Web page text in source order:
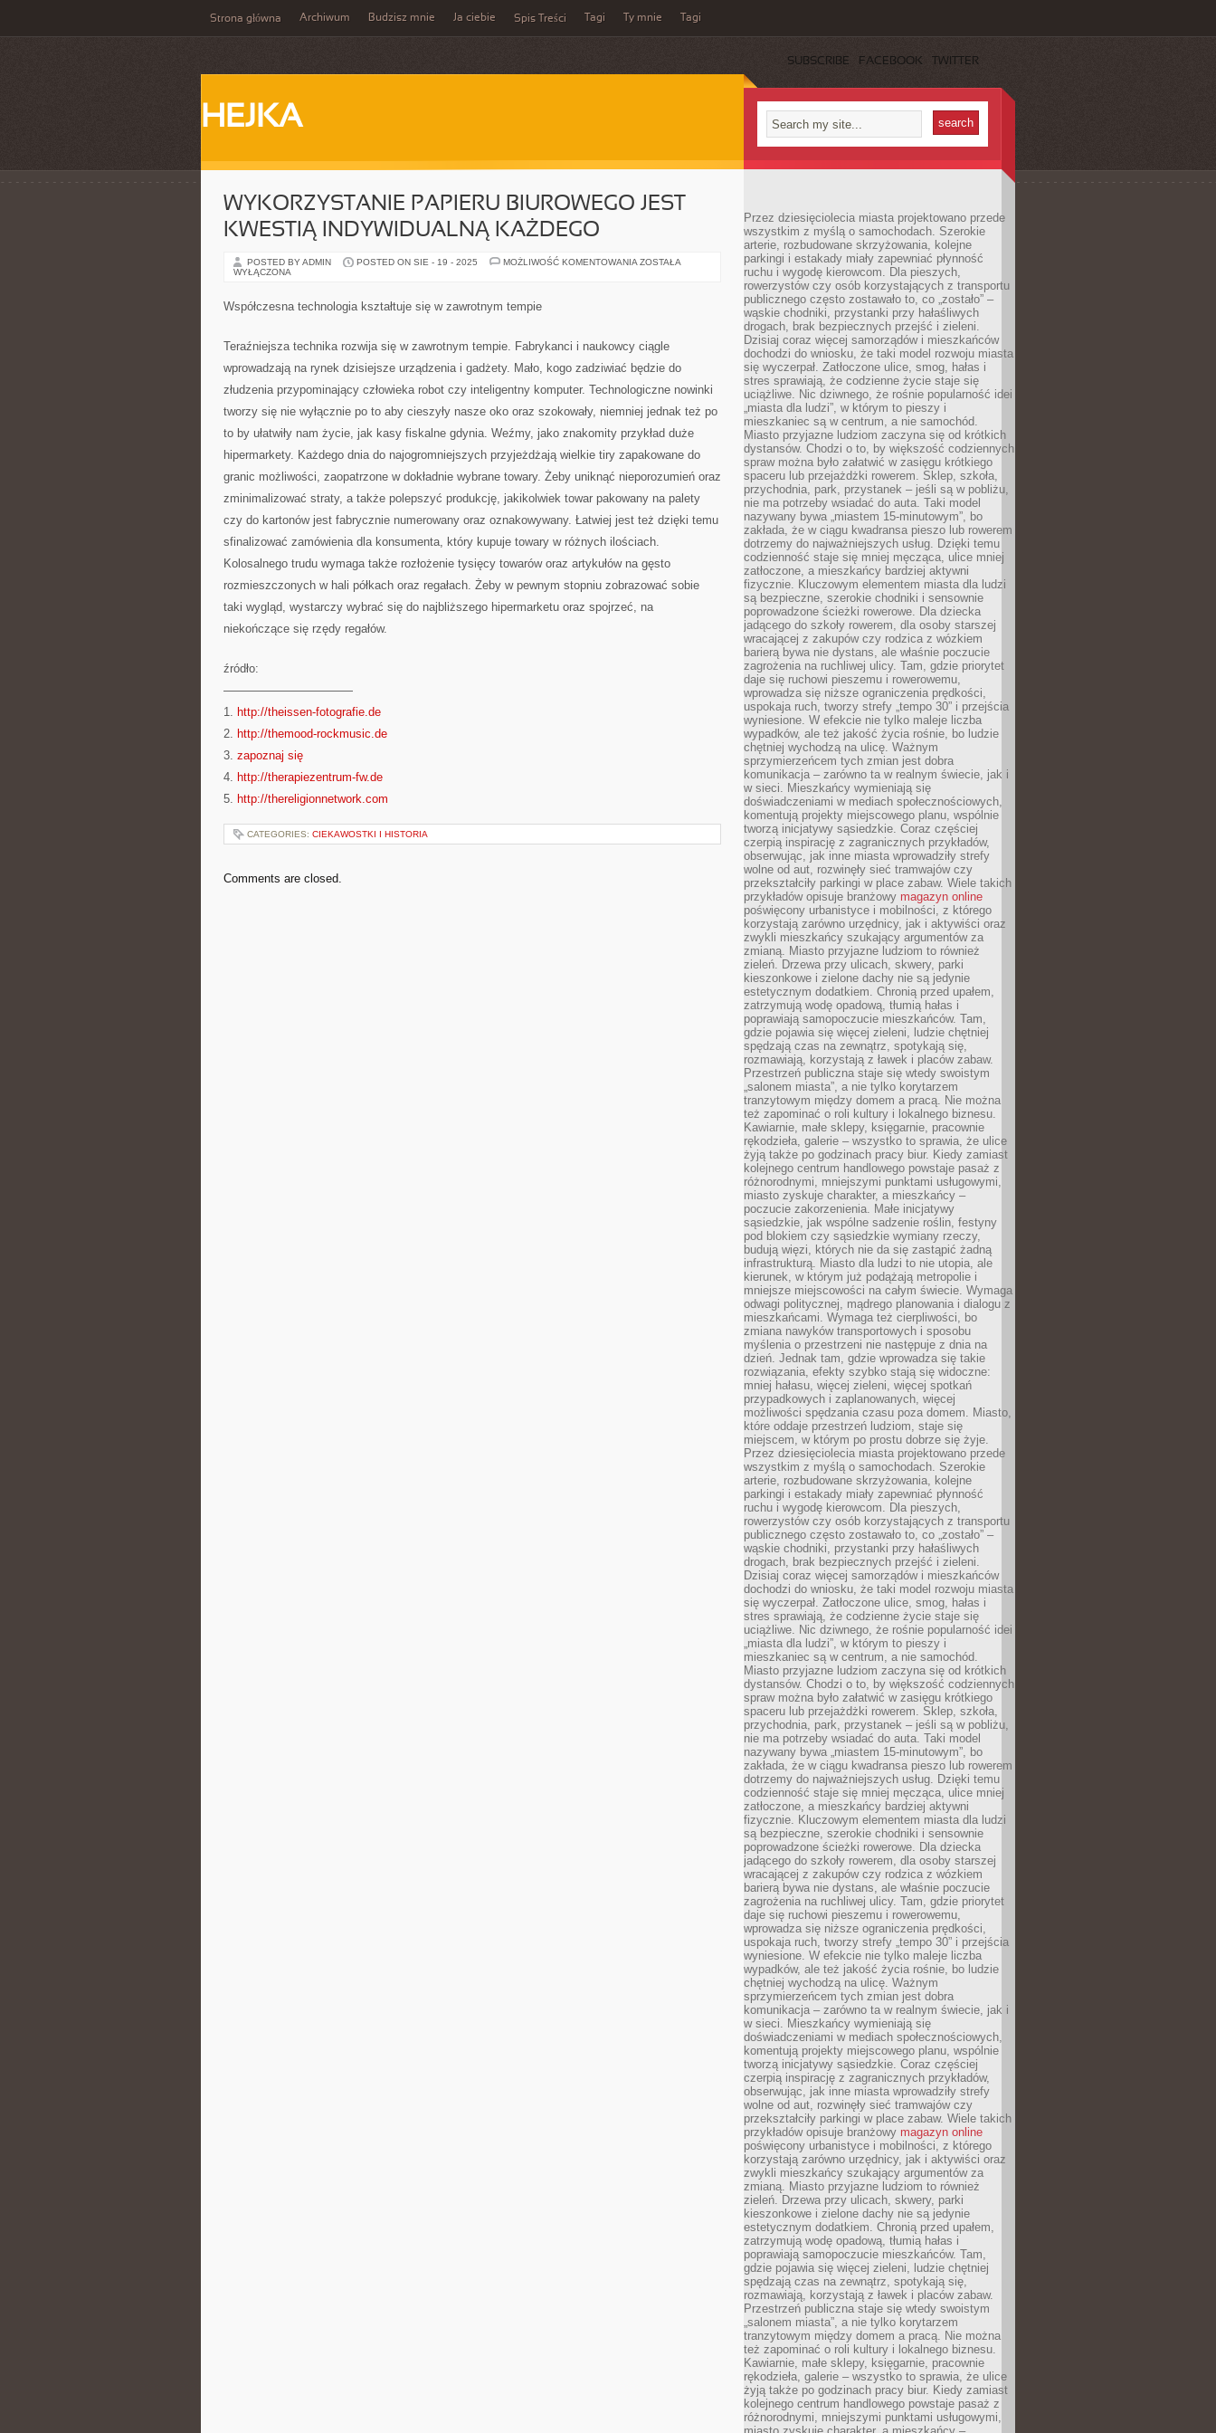
Strona główna Archiwum Budzisz mnie Ja ciebie Spis Treści Tagi Ty mnie Tagi
SUBSCRIBE FACEBOOK TWITTER
HEJKA
WYKORZYSTANIE PAPIERU BIUROWEGO JEST
KWESTIĄ INDYWIDUALNĄ KAŻDEGO
POSTED BY ADMIN POSTED ON SIE - 19 - 2025 MOŻLIWOŚĆ KOMENTOWANIA WYKORZYSTANIE
ZOSTAŁA
WYŁĄCZONA
Współczesna technologia kształtuje się w zawrotnym tempie
Teraźniejsza technika rozwija się w zawrotnym tempie. Fabrykanci i naukowcy ciągle
wprowadzają na rynek dzisiejsze urządzenia i gadżety. Mało, kogo zadziwiać będzie do
złudzenia przypominający człowieka robot czy inteligentny komputer. Technologiczne nowinki
tworzy się nie wyłącznie po to aby cieszyły nasze oko oraz szokowały, niemniej jednak też po
to by ułatwiły nam życie, jak kasy fiskalne gdynia. Weźmy, jako znakomity przykład duże
hipermarkety. Każdego dnia do najogromniejszych przyjeżdżają wielkie tiry zapakowane do
granic możliwości, zaopatrzone w dokładnie wybrane towary. Żeby uniknąć nieporozumień oraz
zminimalizować straty, a także polepszyć produkcję, jakikolwiek towar pakowany na palety
czy do kartonów jest fabrycznie numerowany oraz oznakowywany. Łatwiej jest też dzięki temu
sfinalizować zamówienia dla konsumenta, który kupuje towary w różnych ilościach.
Kolosalnego trudu wymaga także rozłożenie tysięcy towarów oraz artykułów na gęsto
rozmieszczonych w hali półkach oraz regałach. Żeby w pewnym stopniu zobrazować sobie
taki wygląd, wystarczy wybrać się do najbliższego hipermarketu oraz spojrzeć, na
niekończące się rzędy regałów.
źródło:
———————————
1. http://theissen-fotografie.de
2. http://themood-rockmusic.de
3. zapoznaj się
4. http://therapiezentrum-fw.de
5. http://thereligionnetwork.com
CATEGORIES: CIEKAWOSTKI I HISTORIA
Comments are closed.
Przez dziesięciolecia miasta projektowano przede
wszystkim z myślą o samochodach. Szerokie
arterie, rozbudowane skrzyżowania, kolejne
parkingi i estakady miały zapewniać płynność
ruchu i wygodę kierowcom. Dla pieszych,
rowerzystów czy osób korzystających z transportu
publicznego często zostawało to, co „zostało” –
wąskie chodniki, przystanki przy hałaśliwych
drogach, brak bezpiecznych przejść i zieleni.
Dzisiaj coraz więcej samorządów i mieszkańców
dochodzi do wniosku, że taki model rozwoju miasta
się wyczerpał. Zatłoczone ulice, smog, hałas i
stres sprawiają, że codzienne życie staje się
uciążliwe. Nic dziwnego, że rośnie popularność idei
„miasta dla ludzi”, w którym to pieszy i
mieszkaniec są w centrum, a nie samochód.
Miasto przyjazne ludziom zaczyna się od krótkich
dystansów. Chodzi o to, by większość codziennych
spraw można było załatwić w zasięgu krótkiego
spaceru lub przejażdżki rowerem. Sklep, szkoła,
przychodnia, park, przystanek – jeśli są w pobliżu,
nie ma potrzeby wsiadać do auta. Taki model
nazywany bywa „miastem 15-minutowym”, bo
zakłada, że w ciągu kwadransa pieszo lub rowerem
dotrzemy do najważniejszych usług. Dzięki temu
codzienność staje się mniej męcząca, ulice mniej
zatłoczone, a mieszkańcy bardziej aktywni
fizycznie. Kluczowym elementem miasta dla ludzi
są bezpieczne, szerokie chodniki i sensownie
poprowadzone ścieżki rowerowe. Dla dziecka
jadącego do szkoły rowerem, dla osoby starszej
wracającej z zakupów czy rodzica z wózkiem
barierą bywa nie dystans, ale właśnie poczucie
zagrożenia na ruchliwej ulicy. Tam, gdzie priorytet
daje się ruchowi pieszemu i rowerowemu,
wprowadza się niższe ograniczenia prędkości,
uspokaja ruch, tworzy strefy „tempo 30” i przejścia
wyniesione. W efekcie nie tylko maleje liczba
wypadków, ale też jakość życia rośnie, bo ludzie
chętniej wychodzą na ulicę. Ważnym
sprzymierzeńcem tych zmian jest dobra
komunikacja – zarówno ta w realnym świecie, jak i
w sieci. Mieszkańcy wymieniają się
doświadczeniami w mediach społecznościowych,
komentują projekty miejscowego planu, wspólnie
tworzą inicjatywy sąsiedzkie. Coraz częściej
czerpią inspirację z zagranicznych przykładów,
obserwując, jak inne miasta wprowadziły strefy
wolne od aut, rozwinęły sieć tramwajów czy
przekształciły parkingi w place zabaw. Wiele takich
przykładów opisuje branżowy magazyn online
poświęcony urbanistyce i mobilności, z którego
korzystają zarówno urzędnicy, jak i aktywiści oraz
zwykli mieszkańcy szukający argumentów za
zmianą. Miasto przyjazne ludziom to również
zieleń. Drzewa przy ulicach, skwery, parki
kieszonkowe i zielone dachy nie są jedynie
estetycznym dodatkiem. Chronią przed upałem,
zatrzymują wodę opadową, tłumią hałas i
poprawiają samopoczucie mieszkańców. Tam,
gdzie pojawia się więcej zieleni, ludzie chętniej
spędzają czas na zewnątrz, spotykają się,
rozmawiają, korzystają z ławek i placów zabaw.
Przestrzeń publiczna staje się wtedy swoistym
„salonem miasta”, a nie tylko korytarzem
tranzytowym między domem a pracą. Nie można
też zapominać o roli kultury i lokalnego biznesu.
Kawiarnie, małe sklepy, księgarnie, pracownie
rękodzieła, galerie – wszystko to sprawia, że ulice
żyją także po godzinach pracy biur. Kiedy zamiast
kolejnego centrum handlowego powstaje pasaż z
różnorodnymi, mniejszymi punktami usługowymi,
miasto zyskuje charakter, a mieszkańcy –
poczucie zakorzenienia. Małe inicjatywy
sąsiedzkie, jak wspólne sadzenie roślin, festyny
pod blokiem czy sąsiedzkie wymiany rzeczy,
budują więzi, których nie da się zastąpić żadną
infrastrukturą. Miasto dla ludzi to nie utopia, ale
kierunek, w którym już podążają metropolie i
mniejsze miejscowości na całym świecie. Wymaga
odwagi politycznej, mądrego planowania i dialogu z
mieszkańcami. Wymaga też cierpliwości, bo
zmiana nawyków transportowych i sposobu
myślenia o przestrzeni nie następuje z dnia na
dzień. Jednak tam, gdzie wprowadza się takie
rozwiązania, efekty szybko stają się widoczne:
mniej hałasu, więcej zieleni, więcej spotkań
przypadkowych i zaplanowanych, więcej
możliwości spędzania czasu poza domem. Miasto,
które oddaje przestrzeń ludziom, staje się
miejscem, w którym po prostu dobrze się żyje.
Przez dziesięciolecia miasta projektowano przede
wszystkim z myślą o samochodach. Szerokie
arterie, rozbudowane skrzyżowania, kolejne
parkingi i estakady miały zapewniać płynność
ruchu i wygodę kierowcom. Dla pieszych,
rowerzystów czy osób korzystających z transportu
publicznego często zostawało to, co „zostało” –
wąskie chodniki, przystanki przy hałaśliwych
drogach, brak bezpiecznych przejść i zieleni.
Dzisiaj coraz więcej samorządów i mieszkańców
dochodzi do wniosku, że taki model rozwoju miasta
się wyczerpał. Zatłoczone ulice, smog, hałas i
stres sprawiają, że codzienne życie staje się
uciążliwe. Nic dziwnego, że rośnie popularność idei
„miasta dla ludzi”, w którym to pieszy i
mieszkaniec są w centrum, a nie samochód.
Miasto przyjazne ludziom zaczyna się od krótkich
dystansów. Chodzi o to, by większość codziennych
spraw można było załatwić w zasięgu krótkiego
spaceru lub przejażdżki rowerem. Sklep, szkoła,
przychodnia, park, przystanek – jeśli są w pobliżu,
nie ma potrzeby wsiadać do auta. Taki model
nazywany bywa „miastem 15-minutowym”, bo
zakłada, że w ciągu kwadransa pieszo lub rowerem
dotrzemy do najważniejszych usług. Dzięki temu
codzienność staje się mniej męcząca, ulice mniej
zatłoczone, a mieszkańcy bardziej aktywni
fizycznie. Kluczowym elementem miasta dla ludzi
są bezpieczne, szerokie chodniki i sensownie
poprowadzone ścieżki rowerowe. Dla dziecka
jadącego do szkoły rowerem, dla osoby starszej
wracającej z zakupów czy rodzica z wózkiem
barierą bywa nie dystans, ale właśnie poczucie
zagrożenia na ruchliwej ulicy. Tam, gdzie priorytet
daje się ruchowi pieszemu i rowerowemu,
wprowadza się niższe ograniczenia prędkości,
uspokaja ruch, tworzy strefy „tempo 30” i przejścia
wyniesione. W efekcie nie tylko maleje liczba
wypadków, ale też jakość życia rośnie, bo ludzie
chętniej wychodzą na ulicę. Ważnym
sprzymierzeńcem tych zmian jest dobra
komunikacja – zarówno ta w realnym świecie, jak i
w sieci. Mieszkańcy wymieniają się
doświadczeniami w mediach społecznościowych,
komentują projekty miejscowego planu, wspólnie
tworzą inicjatywy sąsiedzkie. Coraz częściej
czerpią inspirację z zagranicznych przykładów,
obserwując, jak inne miasta wprowadziły strefy
wolne od aut, rozwinęły sieć tramwajów czy
przekształciły parkingi w place zabaw. Wiele takich
przykładów opisuje branżowy magazyn online
poświęcony urbanistyce i mobilności, z którego
korzystają zarówno urzędnicy, jak i aktywiści oraz
zwykli mieszkańcy szukający argumentów za
zmianą. Miasto przyjazne ludziom to również
zieleń. Drzewa przy ulicach, skwery, parki
kieszonkowe i zielone dachy nie są jedynie
estetycznym dodatkiem. Chronią przed upałem,
zatrzymują wodę opadową, tłumią hałas i
poprawiają samopoczucie mieszkańców. Tam,
gdzie pojawia się więcej zieleni, ludzie chętniej
spędzają czas na zewnątrz, spotykają się,
rozmawiają, korzystają z ławek i placów zabaw.
Przestrzeń publiczna staje się wtedy swoistym
„salonem miasta”, a nie tylko korytarzem
tranzytowym między domem a pracą. Nie można
też zapominać o roli kultury i lokalnego biznesu.
Kawiarnie, małe sklepy, księgarnie, pracownie
rękodzieła, galerie – wszystko to sprawia, że ulice
żyją także po godzinach pracy biur. Kiedy zamiast
kolejnego centrum handlowego powstaje pasaż z
różnorodnymi, mniejszymi punktami usługowymi,